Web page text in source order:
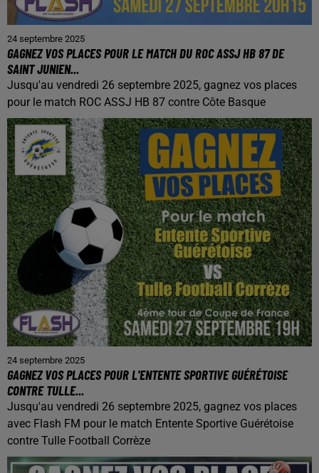
24 septembre 2025
GAGNEZ VOS PLACES POUR LE MATCH DU ROC ASSJ HB 87 DE
SAINT JUNIEN...
Jusqu'au vendredi 26 septembre 2025, gagnez vos places
pour le match ROC ASSJ HB 87 contre Côte Basque
24 septembre 2025
GAGNEZ VOS PLACES POUR L'ENTENTE SPORTIVE GUÉRÉTOISE
CONTRE TULLE...
Jusqu'au vendredi 26 septembre 2025, gagnez vos places
avec Flash FM pour le match Entente Sportive Guérétoise
contre Tulle Football Corrèze